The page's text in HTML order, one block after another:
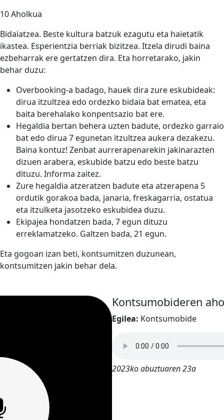
10 Aholkua
Bidaiatzea. Beste kultura batzuk ezagutu eta haietatik
ikastea. Esperientzia berriak bizitzea. Itzela dirudi baina
ezbeharrak ere gertatzen dira. Eta horretarako, jakin
behar duzu:
Overbooking-a badago, hauek dira zure eskubideak:
dirua itzultzea edo ordezko bidaia bat ematea, eta
baita berehalako konpentsazio bat ere.
Hegaldia bertan behera uzten badute, ordezko garraio
bat edo dirua 7 egunetan itzultzea aukera dezakezu.
Baina kontuz! Zenbat aurrerapenarekin jakinarazten
dizuen arabera, eskubide batzu edo beste batzu
dituzu. Informa zaitez.
Zure hegaldia atzeratzen badute eta atzerapena 5
ordutik gorakoa bada, janaria, freskagarria, ostatua
eta itzulketa jasotzeko eskubidea duzu.
Ekipajea hondatzen bada, 7 egun dituzu
erreklamatzeko. Galtzen bada, 21 egun.
Eta gogoan izan beti, kontsumitzen duzunean,
kontsumitzen jakin behar dela.
Kontsumobideren
Egilea: Kontsumobide
2023ko abuztuaren 23a